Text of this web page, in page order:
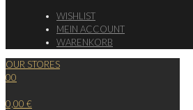
WISHLIST
MEIN ACCOUNT
WARENKORB
OUR STORES
00
0,00 €